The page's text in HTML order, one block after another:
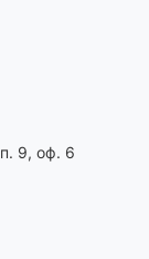
9, оф. 6